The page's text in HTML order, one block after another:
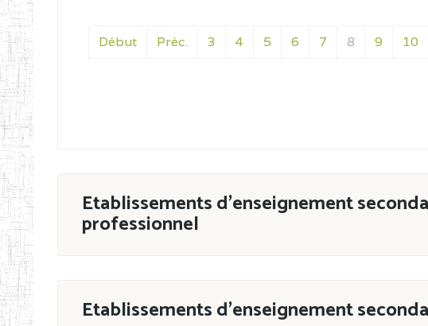
Début Préc. 3 4 5 6 7 8 9 10
Etablissements d'enseignement
professionnel
ESTP
Etablissements d'enseignement